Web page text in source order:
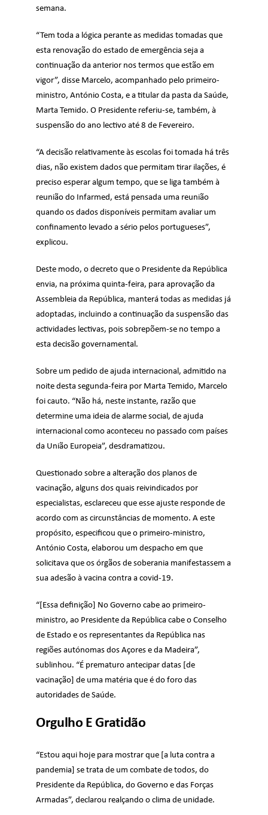
semana.
“Tem toda a lógica perante as medidas tomadas que
esta renovação do estado de emergência seja a
continuação da anterior nos termos que estão em
vigor”, disse Marcelo, acompanhado pelo primeiro-
ministro, António Costa, e a titular da pasta da Saúde,
Marta Temido. O Presidente referiu-se, também, à
suspensão do ano lectivo até 8 de Fevereiro.
“A decisão relativamente às escolas foi tomada há três
dias, não existem dados que permitam tirar ilações, é
preciso esperar algum tempo, que se liga também à
reunião do Infarmed, está pensada uma reunião
quando os dados disponíveis permitam avaliar um
confinamento levado a sério pelos portugueses”,
explicou.
Deste modo, o decreto que o Presidente da República
envia, na próxima quinta-feira, para aprovação da
Assembleia da República, manterá todas as medidas já
adoptadas, incluindo a continuação da suspensão das
actividades lectivas, pois sobrepõem-se no tempo a
esta decisão governamental.
Sobre um pedido de ajuda internacional, admitido na
noite desta segunda-feira por Marta Temido, Marcelo
foi cauto. “Não há, neste instante, razão que
determine uma ideia de alarme social, de ajuda
internacional como aconteceu no passado com países
da União Europeia”, desdramatizou.
Questionado sobre a alteração dos planos de
vacinação, alguns dos quais reivindicados por
especialistas, esclareceu que esse ajuste responde de
acordo com as circunstâncias de momento. A este
propósito, especificou que o primeiro-ministro,
António Costa, elaborou um despacho em que
solicitava que os órgãos de soberania manifestassem a
sua adesão à vacina contra a covid-19.
“[Essa definição] No Governo cabe ao primeiro-
ministro, ao Presidente da República cabe o Conselho
de Estado e os representantes da República nas
regiões autónomas dos Açores e da Madeira”,
sublinhou. “É prematuro antecipar datas [de
vacinação] de uma matéria que é do foro das
autoridades de Saúde.
Orgulho E Gratidão
“Estou aqui hoje para mostrar que [a luta contra a
pandemia] se trata de um combate de todos, do
Presidente da República, do Governo e das Forças
Armadas”, declarou realçando o clima de unidade.